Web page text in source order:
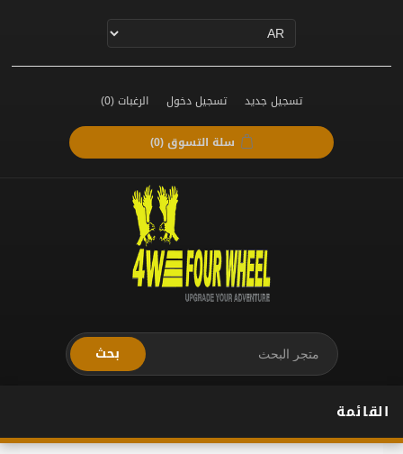
تسجيل جديد تسجيل دخول الرغبات(0)
سلة التسوق(0)
بحث
القائمة